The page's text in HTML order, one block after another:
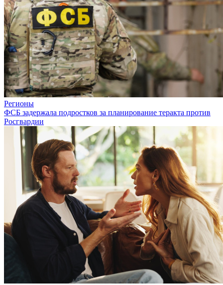
Регионы
ФСБ задержала подростков за планирование теракта против
Росгвардии